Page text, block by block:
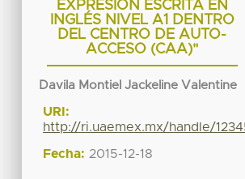
EXPRESIÓN ESCRITA EN
INGLÉS NIVEL A1 DENTRO
DEL CENTRO DE AUTO-
ACCESO (CAA)"
Davila Montiel Jackeline Valentine
URI:
http://ri.uaemex.mx/handle/
Fecha: 2015-12-18